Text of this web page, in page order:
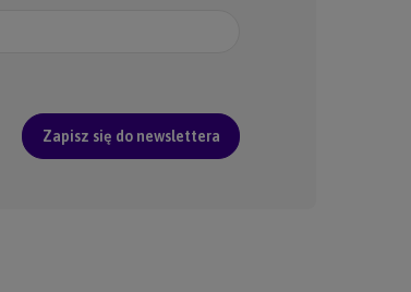
Zapisz się do newslettera